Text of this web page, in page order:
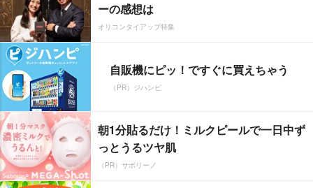
ーの感想は
オリコンタイアップ特集
自販機にピッ！ですぐに買えちゃう
（PR）ジハンピ
朝1分貼るだけ！ミルクピールで一日中ず
っとうるツヤ肌
（PR）サボリーノ